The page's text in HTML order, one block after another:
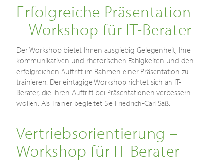
Erfolgreiche Präsentation
– Workshop für IT-Berater
Der Workshop bietet Ihnen ausgiebig Gelegenheit, Ihre
kommunikativen und rhetorischen Fähigkeiten und den
erfolgreichen Auftritt im Rahmen einer Präsentation zu
trainieren. Der eintägige Workshop richtet sich an IT-
Berater, die ihren Auftritt bei Präsentationen verbessern
wollen. Als Trainer begleitet Sie Friedrich-Carl Saß.
Vertriebsorientierung –
Workshop für IT-Berater